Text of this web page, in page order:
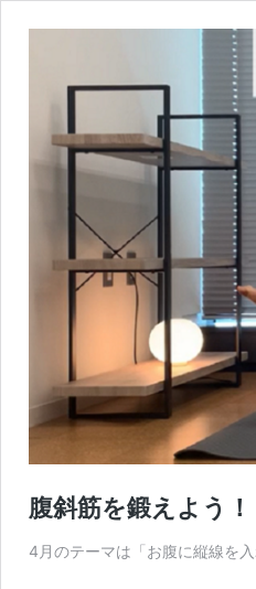
腹斜筋を鍛えよう
4月のテーマは「お腹に縦線を